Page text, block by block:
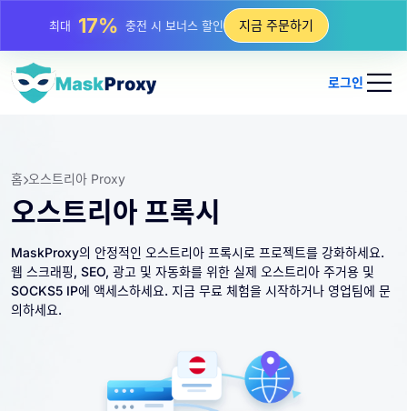
최대25%정적 IP 구매 할인 지금 주문하기
로그인
홈 오스트리아 Proxy
오스트리아 프록시
MaskProxy의 안정적인 오스트리아 프록시로 프로젝트를 강화하세요.
웹 스크래핑, SEO, 광고 및 자동화를 위한 실제 오스트리아 주거용 및
SOCKS5 IP에 액세스하세요. 지금 무료 체험을 시작하거나 영업팀에 문
의하세요.